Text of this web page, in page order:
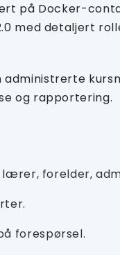
på Docker-
med detaljert
og rapportering.
lærer, forelder,
forespørsel.